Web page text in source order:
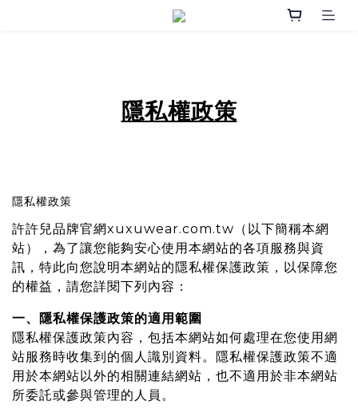
隱私權政策
隱私權政策
許許兒品牌官網xuxuwear.com.tw（以下簡稱本網
站），為了讓您能夠安心使用本網站的各項服務與資
訊，特此向您說明本網站的隱私權保護政策，以保障您
的權益，請您詳閱下列內容：
一、隱私權保護政策的適用範圍
隱私權保護政策內容，包括本網站如何處理在您使用網
站服務時收集到的個人識別資料。隱私權保護政策不適
用於本網站以外的相關連結網站，也不適用於非本網站
所委託或參與管理的人員。